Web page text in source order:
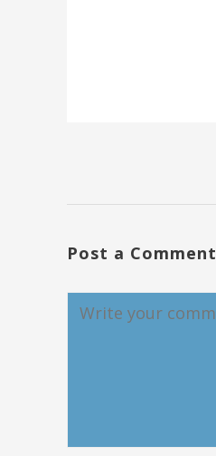
Post a Comment